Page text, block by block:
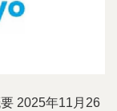
2025年11月26